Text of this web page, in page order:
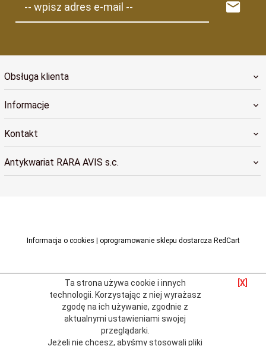
-- wpisz adres e-mail --
Obsługa klienta
Informacje
Kontakt
Antykwariat RARA AVIS s.c.
Informacja o cookies oprogramowanie sklepu dostarcza RedCart
Ta strona używa cookie i innych
technologii. Korzystając z niej wyrażasz
zgodę na ich używanie, zgodnie z
aktualnymiustawieniami swojej
przeglądarki
Jeżeli nie chcesz, abyśmy stosowali pliki
[X]